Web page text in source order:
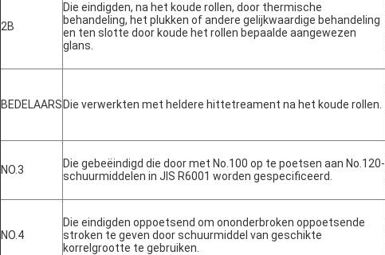
2B
Die eindigden, na het koude rollen, door thermische
behandeling, het plukken of andere gelijkwaardige behandeling
en ten slotte door koude het rollen bepaalde aangewezen
glans.
BEDELAARS Die verwerkten met heldere hittetreament na het koude rollen.
NO.3
Die gebeëindigd die door met No.100 op te poetsen aan No.120-
schuurmiddelen in JIS R6001 worden gespecificeerd.
NO.4
Die eindigden oppoetsend om ononderbroken oppoetsende
stroken te geven door schuurmiddel van geschikte
korrelgrootte te gebruiken.